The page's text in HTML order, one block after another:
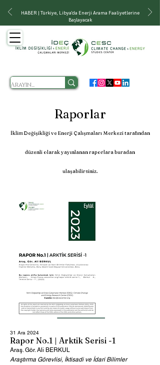
HABER | Türkiye, Libya'da Enerji Arama Faaliyetlerine
Başlayacak
Raporlar
İklim Değişikliği ve Enerji Çalışmaları Merkezi tarafından
düzenli olarak yayınlanan raporlara buradan
ulaşabilirsiniz.
31 Ara 2024
Rapor No.1 | Arktik Serisi -1
Araş. Gör. Ali BERKUL
Araştırma Görevlisi, İktisadi ve İdari Bilimler